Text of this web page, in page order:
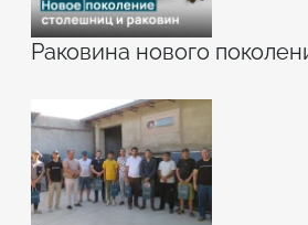
Раковина нового